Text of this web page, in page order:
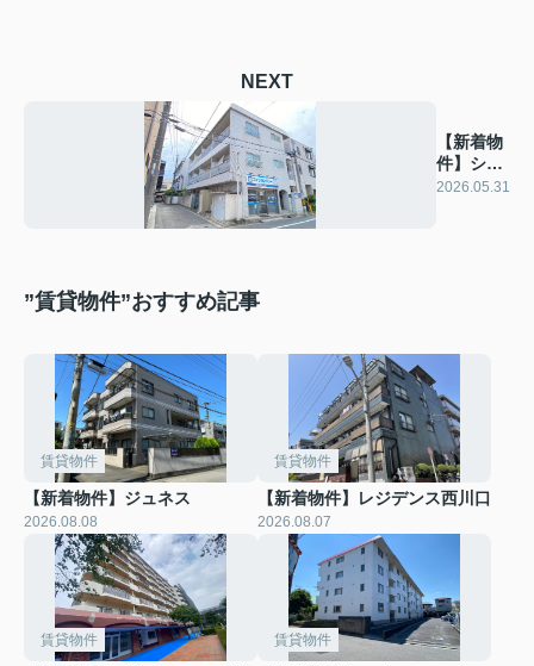
NEXT
【新着物
件】シン
ハイム蕨
2026.05.31
”賃貸物件”おすすめ記事
賃貸物件
【新着物件】ジュネス
2026.08.08
賃貸物件
【新着物件】レジデンス西川口
2026.08.07
賃貸物件 賃貸物件